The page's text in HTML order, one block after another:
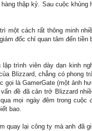
thập kỷ. Sau cuộc khủng
một cách rất thông minh
đốc chỉ quan tâm đến tiền
trình viên dày dạn kinh
Blizzard, chẳng có phong
là GamerGate (một ảnh
đề đã cản trở Blizzard
mọi ngày đêm trong cuộc
bao.
quay lại công ty mà anh đã